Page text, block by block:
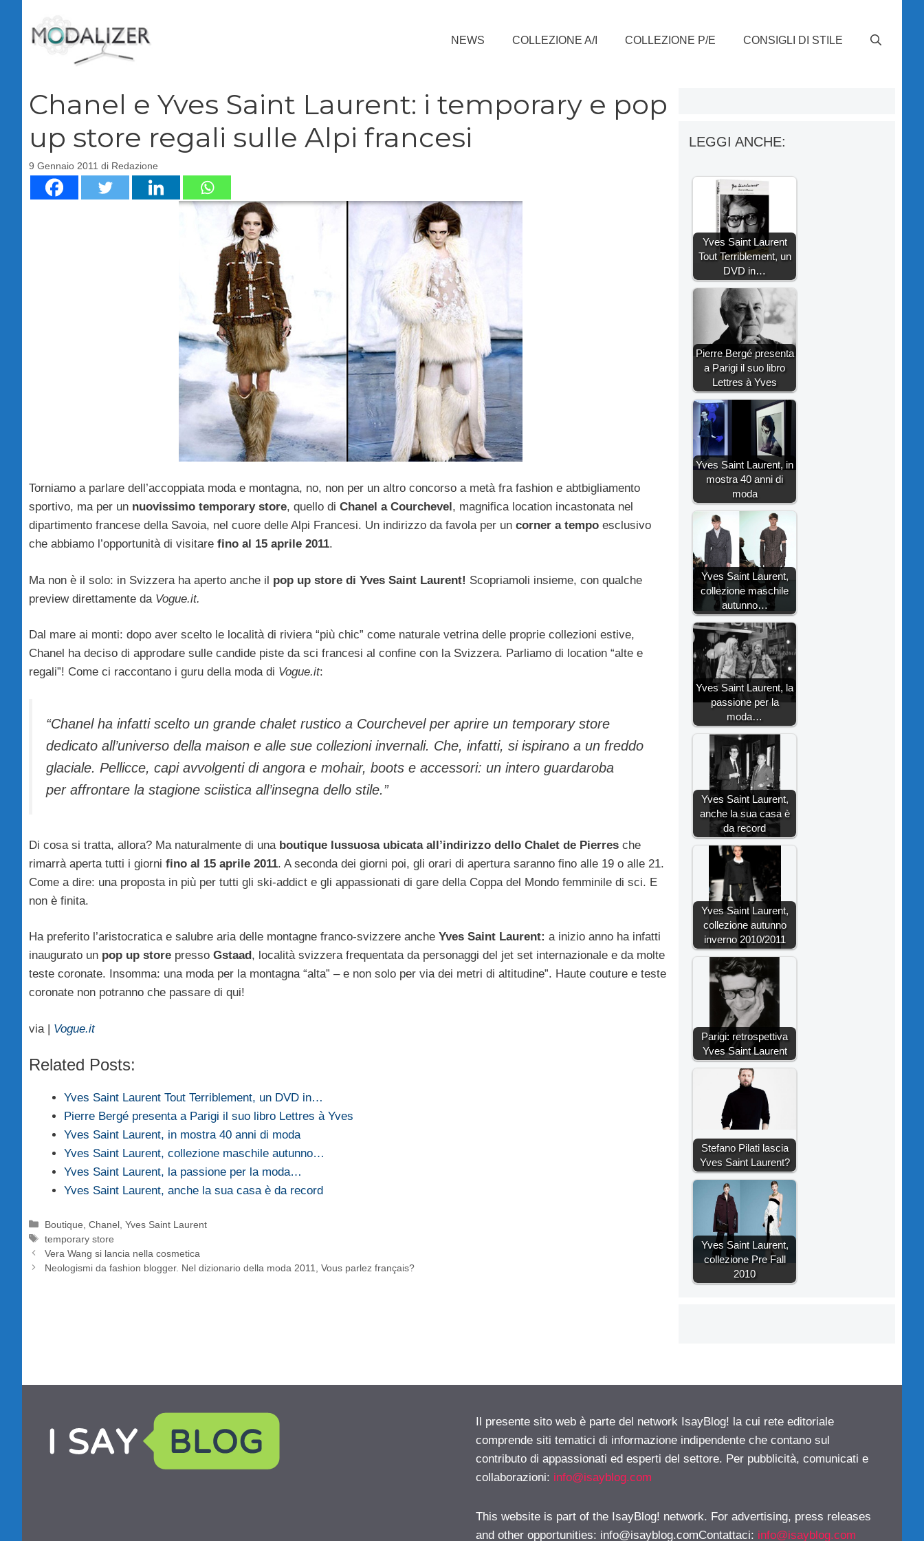
contenuto
NEWS COLLEZIONE A/I COLLEZIONE P/E CONSIGLI DI STILE
Chanel e Yves Saint Laurent: i temporary e pop
up store regali sulle Alpi francesi
9 Gennaio 2011 di Redazione
Torniamo a parlare dell’accoppiata moda e montagna, no, non per un altro concorso a metà fra fashion e abtbigliamento
sportivo, ma per un nuovissimo temporary store, quello di Chanel a Courchevel , magnifica location incastonata nel
dipartimento francese della Savoia, nel cuore delle Alpi Francesi. Un indirizzo da favola per un corner a tempo esclusivo
che abbiamo l’opportunità di visitare fino al 15 aprile 2011.
Ma non è il solo: in Svizzera ha aperto anche il pop up store di Yves Saint Laurent! Scopriamoli insieme, con qualche
preview direttamente da Vogue.it.
Dal mare ai monti: dopo aver scelto le località di riviera “più chic” come naturale vetrina delle proprie collezioni estive,
Chanel ha deciso di approdare sulle candide piste da sci francesi al confine con la Svizzera. Parliamo di location “alte e
regali”! Come ci raccontano i guru della moda di Vogue.it:
“Chanel ha infatti scelto un grande chalet rustico a Courchevel per aprire un temporary store
dedicato all’universo della maison e alle sue collezioni invernali. Che, infatti, si ispirano a un freddo
glaciale. Pellicce, capi avvolgenti di angora e mohair, boots e accessori: un intero guardaroba
per affrontare la stagione sciistica all’insegna dello stile.”
Di cosa si tratta, allora? Ma naturalmente di una boutique lussuosa ubicata all’indirizzo dello Chalet de Pierres che
rimarrà aperta tutti i giorni fino al 15 aprile 2011. A seconda dei giorni poi, gli orari di apertura saranno fino alle 19 o alle 21.
Come a dire: una proposta in più per tutti gli ski-addict e gli appassionati di gare della Coppa del Mondo femminile di sci. E
non è finita.
Ha preferito l’aristocratica e salubre aria delle montagne franco-svizzere anche Yves Saint Laurent: a inizio anno ha infatti
inaugurato un pop up store presso Gstaad, località svizzera frequentata da personaggi del jet set internazionale e da molte
teste coronate. Insomma: una moda per la montagna “alta” – e non solo per via dei metri di altitudine”. Haute couture e teste
coronate non potranno che passare di qui!
via | Vogue.it
Related Posts:
Yves Saint Laurent Tout Terriblement, un DVD in…
Pierre Bergé presenta a Parigi il suo libro Lettres à Yves
Yves Saint Laurent, in mostra 40 anni di moda
Yves Saint Laurent, collezione maschile autunno…
Yves Saint Laurent, la passione per la moda…
Yves Saint Laurent, anche la sua casa è da record
Categorie
Boutique ,Chanel ,Yves Saint Laurent
Tag
temporary store
Vera Wang si lancia nella cosmetica
Neologismi da fashion blogger. Nel dizionario della moda 2011, Vous parlez français?
LEGGI ANCHE:
Yves Saint Laurent
Tout Terriblement, un
DVD in…
Pierre Bergé presenta
a Parigi il suo libro
Lettres à Yves
Yves Saint Laurent, in
mostra 40 anni di
moda
Yves Saint Laurent,
collezione maschile
autunno…
Yves Saint Laurent, la
passione per la
moda…
Yves Saint Laurent,
anche la sua casa è
da record
Yves Saint Laurent,
collezione autunno
inverno 2010/2011
Parigi: retrospettiva
Yves Saint Laurent
Stefano Pilati lascia
Yves Saint Laurent?
Yves Saint Laurent,
collezione Pre Fall
2010
Il presente sito web è parte del network IsayBlog! la cui rete editoriale
comprende siti tematici di informazione indipendente che contano sul
contributo di appassionati ed esperti del settore. Per pubblicità, comunicati e
collaborazioni: info@isayblog.com
This website is part of the IsayBlog! network. For advertising, press releases
and other opportunities: info@isayblog.comContattaci: info@isayblog.com